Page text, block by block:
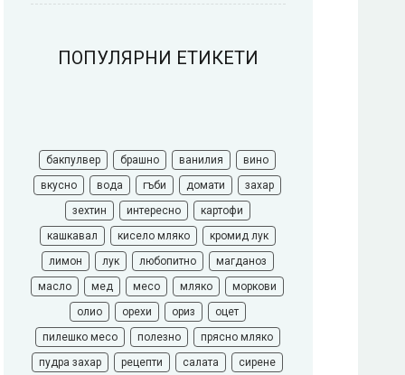
ПОПУЛЯРНИ ЕТИКЕТИ
бакпулвер брашно ванилия
вино
вкусно
вода гъби домати
захар
зехтин
интересно
картофи
кашкавал
кисело мляко
кромид лук
лимон
лук любопитно
магданоз
масло
мед месо мляко
моркови
олио
орехи ориз
оцет
пилешко месо
полезно
прясно мляко
пудра захар
рецепти салата сирене